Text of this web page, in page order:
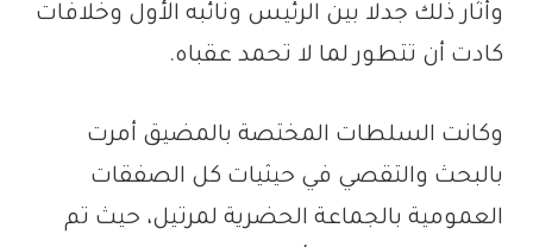
وأثار ذلك جدلا بين الرئيس ونائبه الأول وخلافات
كادت أن تتطور لما لا تحمد عقباه.
وكانت السلطات المختصة بالمضيق أمرت
بالبحث والتقصي في حيثيات كل الصفقات
العمومية بالجماعة الحضرية لمرتيل، حيث تم